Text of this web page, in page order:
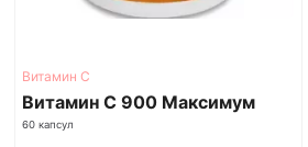
Витамин С
Витамин С 900 Максимум
60 капсул